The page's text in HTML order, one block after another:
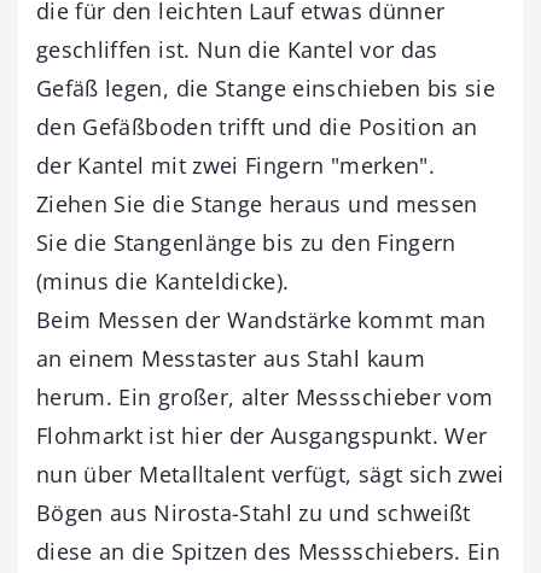
die für den leichten Lauf etwas dünner
geschliffen ist. Nun die Kantel vor das
Gefäß legen, die Stange einschieben bis sie
den Gefäßboden trifft und die Position an
der Kantel mit zwei Fingern "merken".
Ziehen Sie die Stange heraus und messen
Sie die Stangenlänge bis zu den Fingern
(minus die Kanteldicke).
Beim Messen der Wandstärke kommt man
an einem Messtaster aus Stahl kaum
herum. Ein großer, alter Messschieber vom
Flohmarkt ist hier der Ausgangspunkt. Wer
nun über Metalltalent verfügt, sägt sich zwei
Bögen aus Nirosta-Stahl zu und schweißt
diese an die Spitzen des Messschiebers. Ein